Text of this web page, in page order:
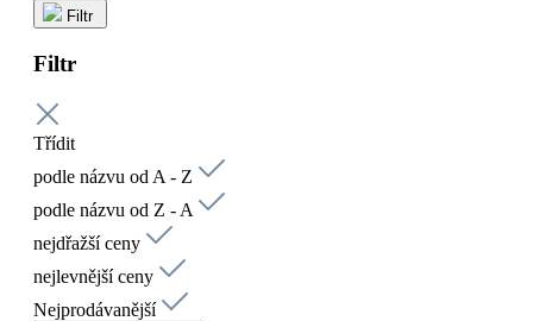
Filtr
Filtr
Třídit
podle názvu od A - Z
podle názvu od Z - A
nejdřažší ceny
nejlevnější ceny
Nejprodávanější